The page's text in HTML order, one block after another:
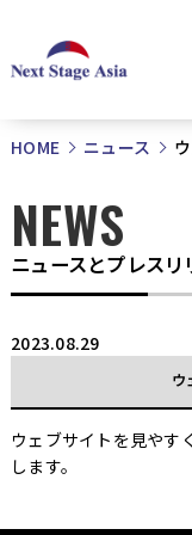
HOME ニュース
NEWS
ニュースとプレスリ
2023.08.29
ウ
ウェブサイトを見やす
します。